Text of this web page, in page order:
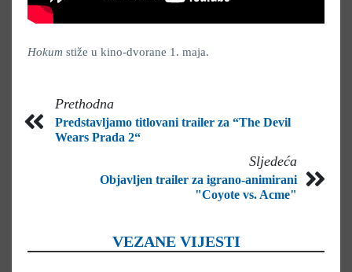
Hokum stiže u kino-dvorane 1. maja.
Prethodna
Predstavljamo titlovani trailer za “The Devil
Wears Prada 2“
Sljedeća
Objavljen trailer za igrano-animirani
"Coyote vs. Acme"
VEZANE VIJESTI